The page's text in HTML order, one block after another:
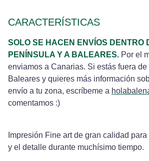
CARACTERÍSTICAS
SOLO SE HACEN ENVÍOS DENTRO
PENÍNSULA Y A BALEARES. Por el
enviamos a Canarias. Si estás fuera
Baleares y quieres más información
envío a tu zona, escríbeme a
comentamos :)
Impresión Fine art de gran calidad
y el detalle durante muchísimo tiempo.